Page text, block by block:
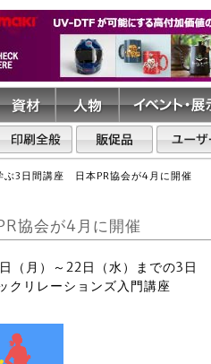
ぶ3日間講座 日本PR協会が4月に開催
協会が4月に開催
（月）～22日（水）までの3日
クリレーションズ入門講座